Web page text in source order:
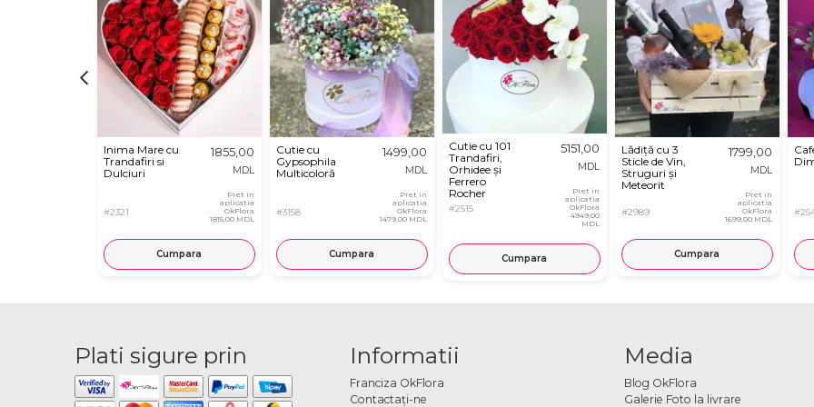
Inima Mare cu
Trandafiri si
Dulciuri
#2321
1855,00
MDL
Pret in
aplicatia
OkFlora
1815,00 MDL
Cumpara
Cutie cu
Gypsophila
Multicoloră
#3158
1499,00
MDL
Pret in
aplicatia
OkFlora
1479,00 MDL
Cumpara
Cutie cu 101
Trandafiri,
Orhidee și
Ferrero
Rocher
#2515
5151,00
MDL
Pret in
aplicatia
OkFlora
4949,00
MDL
Cumpara
Lădiță cu 3
Sticle de Vin,
Struguri și
Meteorit
#2989
1799,00
MDL
Pret in
aplicatia
OkFlora
1699,00 MDL
Cumpara
Plati sigure prin Informatii
Franciza OkFlora
Contactaţi-ne
Media
Blog OkFlora
Galerie Foto la livrare